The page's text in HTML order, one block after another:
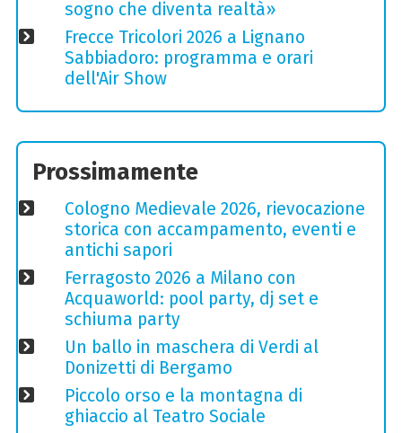
sogno che diventa realtà»
Frecce Tricolori 2026 a Lignano
Sabbiadoro: programma e orari
dell'Air Show
Prossimamente
Cologno Medievale 2026, rievocazione
storica con accampamento, eventi e
antichi sapori
Ferragosto 2026 a Milano con
Acquaworld: pool party, dj set e
schiuma party
Un ballo in maschera di Verdi al
Donizetti di Bergamo
Piccolo orso e la montagna di
ghiaccio al Teatro Sociale